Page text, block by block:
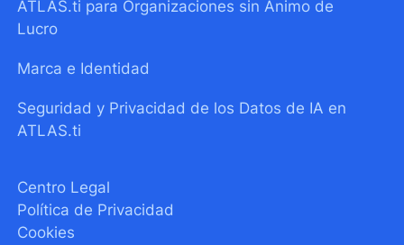
ATLAS.ti para Organizaciones sin Ánimo de
Lucro
Marca e Identidad
Seguridad y Privacidad de los Datos de IA en
ATLAS.ti
Centro Legal
Política de Privacidad
Cookies